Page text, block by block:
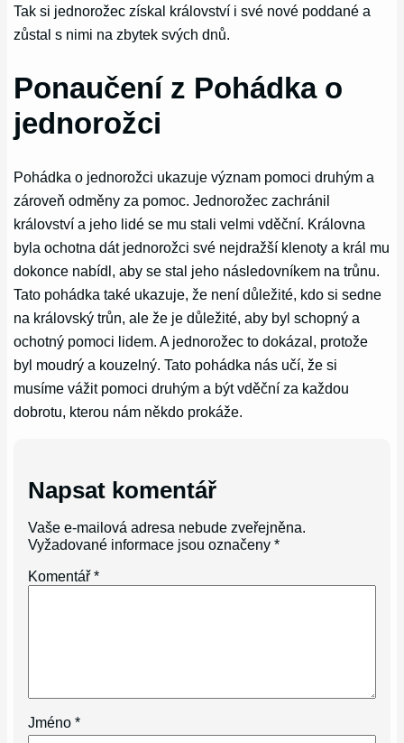
Tak si jednorožec získal království i své nové poddané a
zůstal s nimi na zbytek svých dnů.
Ponaučení z Pohádka o
jednorožci
Pohádka o jednorožci ukazuje význam pomoci druhým a
zároveň odměny za pomoc. Jednorožec zachránil
království a jeho lidé se mu stali velmi vděční. Královna
byla ochotna dát jednorožci své nejdražší klenoty a král mu
dokonce nabídl, aby se stal jeho následovníkem na trůnu.
Tato pohádka také ukazuje, že není důležité, kdo si sedne
na královský trůn, ale že je důležité, aby byl schopný a
ochotný pomoci lidem. A jednorožec to dokázal, protože
byl moudrý a kouzelný. Tato pohádka nás učí, že si
musíme vážit pomoci druhým a být vděční za každou
dobrotu, kterou nám někdo prokáže.
Napsat komentář
Vaše e-mailová adresa nebude zveřejněna.
Vyžadované informace jsou označeny*
Komentář*
Jméno*